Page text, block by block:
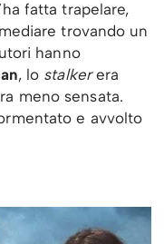
fatta trapelare,
trovando un
hanno
, lo stalkerera
meno sensata.
e avvolto